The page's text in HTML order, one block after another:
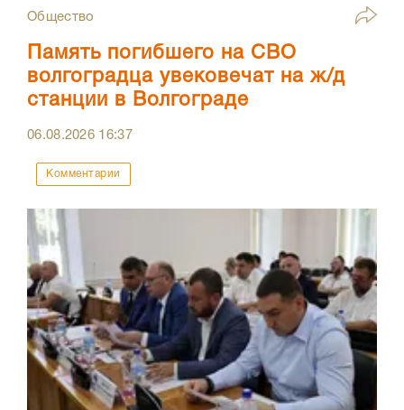
Общество
Память погибшего на СВО
волгоградца увековечат на ж/д
станции в Волгограде
06.08.2026 16:37
Комментарии